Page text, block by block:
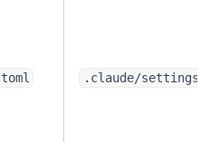
.claude/